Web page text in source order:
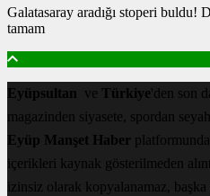
Galatasaray aradığı stoperi buldu!
tamam
Eyüpsultan ve Türkiye'den son
magazinden siyasete, spordan
Eyüp Manşet Haber
içerikleri kaynak gösterilmeden
izinsiz olarak kopyalanamaz, başka